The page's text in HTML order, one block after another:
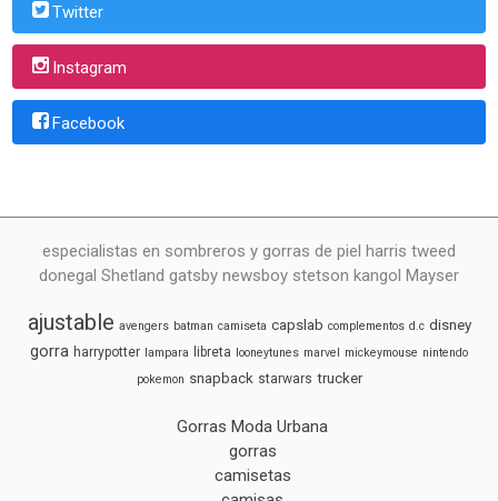
Twitter
Instagram
Facebook
especialistas en sombreros y gorras de piel harris tweed
donegal Shetland gatsby newsboy stetson kangol Mayser
ajustable avengers batman camiseta capslab complementos d.c disney
gorra harrypotter lampara libreta looneytunes marvel mickeymouse nintendo
pokemon snapback starwars trucker
Gorras Moda Urbana
gorras
camisetas